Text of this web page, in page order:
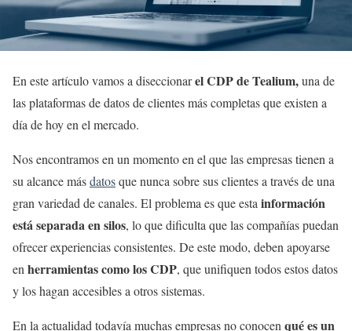
En este artículo vamos a diseccionarel CDP de Tealium,una de
las plataformas de datos de clientes más completas que existen a
día de hoy en el mercado.
Nos encontramos en un momento en el que las empresas tienen a
su alcance másdatosque nunca sobre sus clientes a través de una
gran variedad de canales. El problema es que esta información
está separada en silos, lo que dificulta que las compañías puedan
ofrecer experiencias consistentes. De este modo, deben apoyarse
en herramientas como los CDP, que unifiquen todos estos datos
y los hagan accesibles a otros sistemas.
En la actualidad todavía muchas empresas no conocen qué es un